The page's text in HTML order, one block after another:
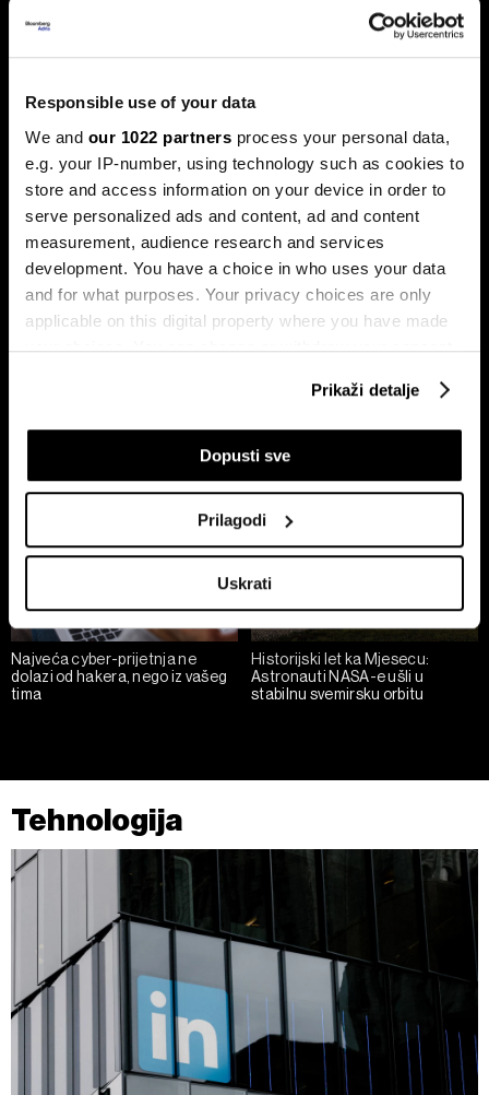
Responsible use of your data
We and our 1022 partners process your personal data,
e.g. your IP-number, using technology such as cookies to
store and access information on your device in order to
serve personalized ads and content, ad and content
measurement, audience research and services
development. You have a choice in who uses your data
and for what purposes. Your privacy choices are only
applicable on this digital property where you have made
your choices. You can change or withdraw your consent
If you allow, we would also like to:
Collect information about your geographical
Identify your device by actively scanning it for
specific characteristics (fingerprinting)
Find out more about how your personal data is processed
and set your preferences in thedetails section.
Zajednički voditelji obrade su HD-WIN ARENA SPORT
ažurirati klikom na „Prikaži detalje“. Privolu možete u bilo
kojem trenutku povući bez negativnih posljedica.
Prikaži detalje
Dopusti sve
Prilagodi
Uskrati
Hakeri postaju brži uz AI, a BiH još
nema štit protiv novih cyber napada
BiH ulazi u novu fazu cyber prijetnji, ali odbrana i dalje nije
dovoljno povezana.
Najveća cyber-prijetnja ne
dolazi od hakera, nego iz vašeg
tima
Historijski let ka Mjesecu:
Astronauti NASA-e ušli u
stabilnu svemirsku orbitu
Tehnologija